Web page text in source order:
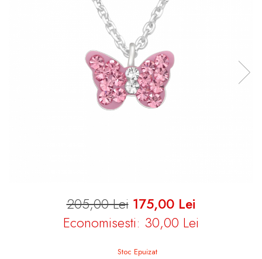
205,00 Lei 175,00 Lei
Economisesti: 30,00 Lei
Stoc Epuizat